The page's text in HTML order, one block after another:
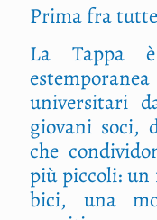
Prima fra
La Tappa
universitari
giovani soci,
che
più piccoli:
bici, una